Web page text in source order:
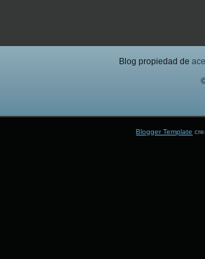
Blog propiedad de
Blogger Template